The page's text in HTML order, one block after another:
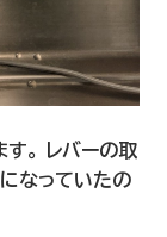
。 レバーの取
なっていたの